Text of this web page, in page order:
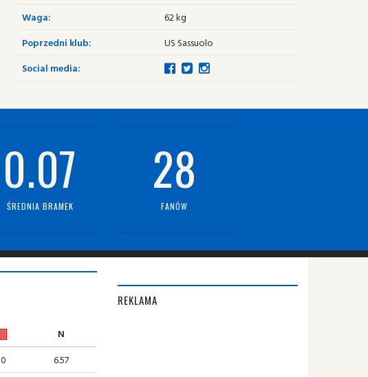
Waga:
62 kg
Poprzedni klub:
US Sassuolo
Social media:
0.07
ŚREDNIA BRAMEK
28
FANÓW
N
0
6.57
REKLAMA